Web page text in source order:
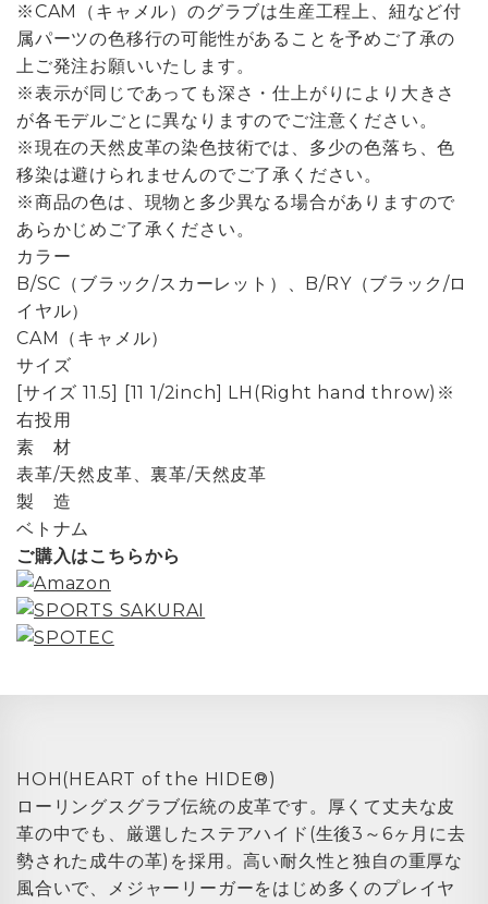
※CAM（キャメル）のグラブは生産工程上、紐など付
属パーツの色移行の可能性があることを予めご了承の
上ご発注お願いいたします。
※表示が同じであっても深さ・仕上がりにより大きさ
が各モデルごとに異なりますのでご注意ください。
※現在の天然皮革の染色技術では、多少の色落ち、色
移染は避けられませんのでご了承ください。
※商品の色は、現物と多少異なる場合がありますので
あらかじめご了承ください。
カラー
B/SC（ブラック/スカーレット）、B/RY（ブラック/ロ
イヤル）
CAM（キャメル）
サイズ
[サイズ 11.5] [11 1/2inch] LH(Right hand throw)※
右投用
素 材
表革/天然皮革、裏革/天然皮革
製 造
ベトナム
ご購入はこちらから
HOH(HEART of the HIDE®)
ローリングスグラブ伝統の皮革です。厚くて丈夫な皮
革の中でも、厳選したステアハイド(生後3～6ヶ月に去
勢された成牛の革)を採用。高い耐久性と独自の重厚な
風合いで、メジャーリーガーをはじめ多くのプレイヤ